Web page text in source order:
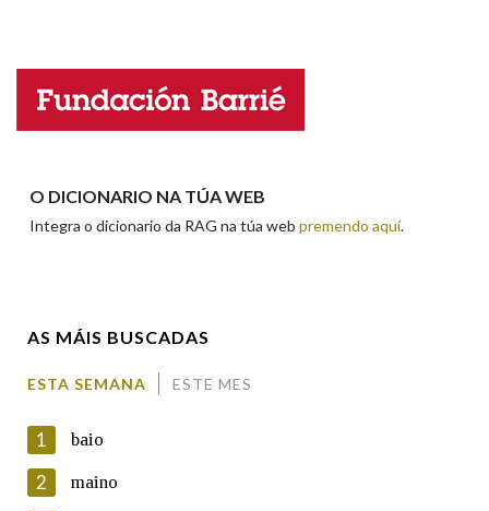
LIMPAR
Nome
O DICIONARIO NA TÚA WEB
Integra o dicionario da RAG na túa web premendo aquí.
AS MÁIS BUSCADAS
ESTA SEMANA ESTE MES
1 baio
2 maino